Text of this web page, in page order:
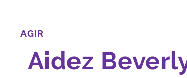
AGIR
Aidez